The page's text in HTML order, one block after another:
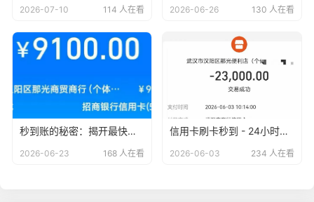
2026-07-10 114 人在看 2026-06-26 130 人在看
秒到账的秘密：揭开最快到账信用卡商户的神秘面纱
2026-06-23 168 人在看
信用卡刷卡秒到 - 24小时无忧服务，安全便捷的支付新体验
2026-06-03 234 人在看